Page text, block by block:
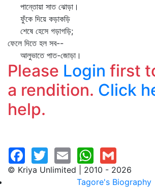
পান্তোয়া সাত ঝোড়া।
ফুঁকে দিয়ে কড়াকড়ি
শেষে হেসে গড়াগড়ি;
ফেলে দিতে হল সব--
আলুভাতে পাত-জোড়া।
Please Login first
a rendition. Click
help.
© Kriya Unlimited | 2010 - 2026
Tagore's Biography